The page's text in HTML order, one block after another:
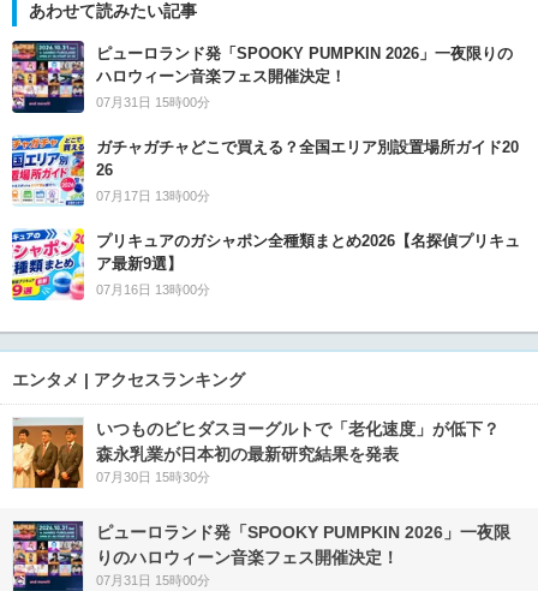
あわせて読みたい記事
ピューロランド発「SPOOKY PUMPKIN 2026」一夜限りの
ハロウィーン音楽フェス開催決定！
07月31日 15時00分
ガチャガチャどこで買える？全国エリア別設置場所ガイド20
26
07月17日 13時00分
プリキュアのガシャポン全種類まとめ2026【名探偵プリキュ
ア最新9選】
07月16日 13時00分
エンタメ | アクセスランキング
いつものビヒダスヨーグルトで「老化速度」が低下？
森永乳業が日本初の最新研究結果を発表
07月30日 15時30分
ピューロランド発「SPOOKY PUMPKIN 2026」一夜限
りのハロウィーン音楽フェス開催決定！
07月31日 15時00分